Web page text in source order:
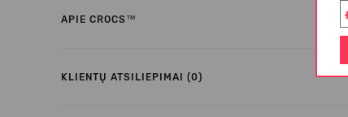
APIE CROCS™
KLIENTŲ ATSILIEPIMAI (0)